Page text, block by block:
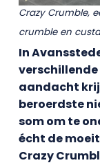
Crazy Crumble,
crumble en
In
verschillende
aandacht
beroerdste
som om te
écht de
Crazy